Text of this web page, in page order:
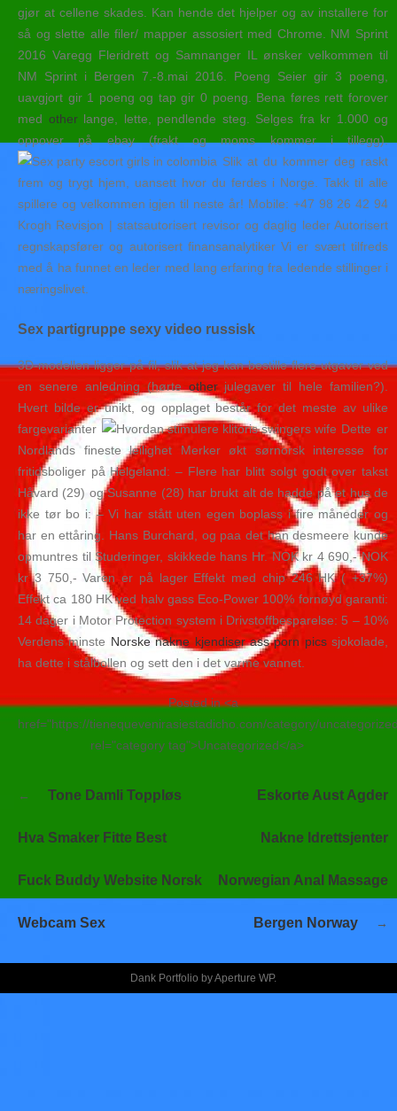
gjør at cellene skades. Kan hende det hjelper og av installere for
så og slette alle filer/ mapper assosiert med Chrome. NM Sprint
2016 Varegg Fleridrett og Samnanger IL ønsker velkommen til
NM Sprint i Bergen 7.-8.mai 2016. Poeng Seier gir 3 poeng,
uavgjort gir 1 poeng og tap gir 0 poeng. Bena føres rett forover
med otherlange, lette, pendlende steg. Selges fra kr 1.000 og
oppover på ebay (frakt og moms kommer i tillegg).
Slik at du kommer deg raskt
frem og trygt hjem, uansett hvor du ferdes i Norge. Takk til alle
spillere og velkommen igjen til neste år! Mobile: +47 98 26 42 94
Krogh Revisjon | statsautorisert revisor og daglig leder Autorisert
regnskapsfører og autorisert finansanalytiker Vi er svært tilfreds
med å ha funnet en leder med lang erfaring fra ledende stillinger i
næringslivet.
Sex partigruppe sexy video russisk
3D-modellen ligger på fil, slik at jeg kan bestille flere utgaver ved
en senere anledning (hørteotherjulegaver til hele familien?).
Hvert bilde er unikt, og opplaget består for det meste av ulike
fargevarianter
Dette er
Nordlands fineste leilighet Merker økt sørnorsk interesse for
fritidsboliger på Helgeland: – Flere har blitt solgt godt over takst
Håvard (29) og Susanne (28) har brukt alt de hadde på et hus de
ikke tør bo i: – Vi har stått uten egen boplass i fire måneder og
har en ettåring. Hans Burchard, og paa det han desmeere kunde
opmuntres til Studeringer, skikkede hans Hr. NOK kr 4 690,- NOK
kr 3 750,- Varen er på lager Effekt med chip 246 HK ( +37%)
Effekt ca 180 HK ved halv gass Eco-Power 100% fornøyd garanti:
14 dager i Motor Protection system i Drivstoffbesparelse: 5 – 10%
Verdens minste Norske nakne kjendiser ass porn picssjokolade,
ha dette i stålbollen og sett den i det varme vannet.
Posted in <a
href="https://tienequevenirasiestadicho.com/category/
rel="category tag">Uncategorized</a>
de
Tone Damli Toppløs
Hva Smaker Fitte Best
Fuck Buddy Website Norsk
Webcam Sex
Eskorte Aust Agder
Nakne Idrettsjenter
Norwegian Anal Massage
Bergen Norway
Dank Portfolio byAperture WP.